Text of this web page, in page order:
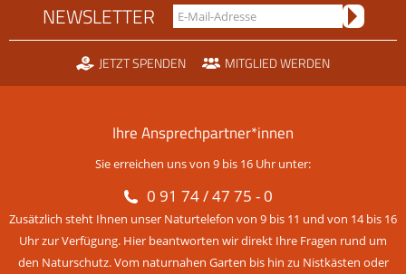
NEWSLETTER
JETZT SPENDEN MITGLIED WERDEN
Ihre Ansprechpartner*innen
Sie erreichen uns von 9 bis 16 Uhr unter:
0 91 74 / 47 75 - 0
Zusätzlich steht Ihnen unser Naturtelefon von 9 bis 11 und von 14 bis 16
Uhr zur Verfügung. Hier beantworten wir direkt Ihre Fragen rund um
den Naturschutz. Vom naturnahen Garten bis hin zu Nistkästen oder